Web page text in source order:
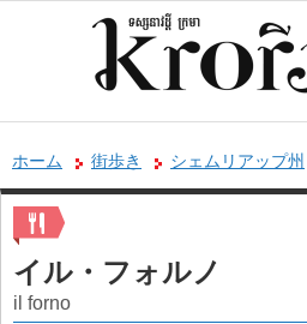
ホーム 街歩き シェムリアップ州
イル・フォルノ
il forno